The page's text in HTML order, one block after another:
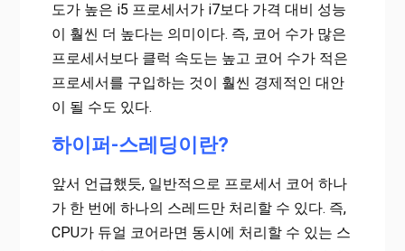
도가 높은 i5 프로세서가 i7보다 가격 대비 성능
이 훨씬 더 높다는 의미이다. 즉, 코어 수가 많은
프로세서보다 클럭 속도는 높고 코어 수가 적은
프로세서를 구입하는 것이 훨씬 경제적인 대안
이 될 수도 있다.
하이퍼-스레딩이란?
앞서 언급했듯, 일반적으로 프로세서 코어 하나
가 한 번에 하나의 스레드만 처리할 수 있다. 즉,
CPU가 듀얼 코어라면 동시에 처리할 수 있는 스